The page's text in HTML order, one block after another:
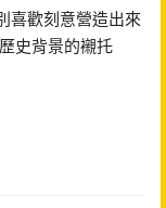
喜歡刻意營造出來
史背景的襯托